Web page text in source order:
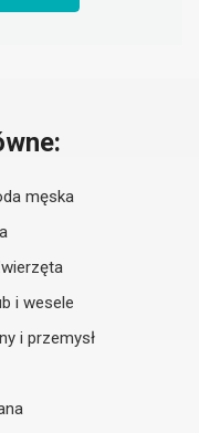
męska
i wesele
i przemysł